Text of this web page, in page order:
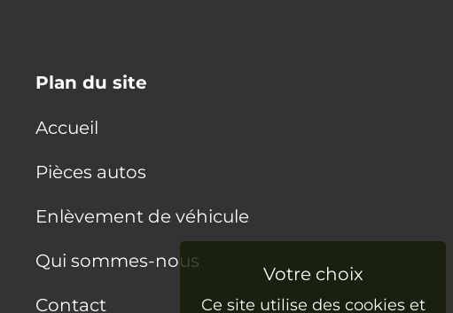
Plan du site
Accueil
Pièces autos
Enlèvement de véhicule
Qui sommes-nous
Contact Ce site utilise des cookies et